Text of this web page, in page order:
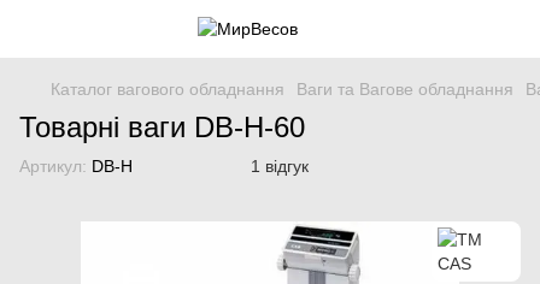
Каталог вагового обладнання Ваги та Вагове обладнання
Товарні ваги DB-H-60
Артикул: DB-H 1 відгук